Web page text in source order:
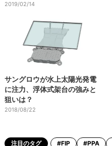
2019/02/14
サングロウが水上太陽光発電
に注力、浮体式架台の強みと
狙いは？
2018/08/22
注目のタグ #FIP #PPA